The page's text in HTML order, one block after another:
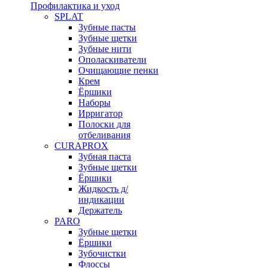
Профилактика и уход
SPLAT
Зубные пасты
Зубные щетки
Зубные нити
Ополаскиватели
Очищающие пенки
Крем
Ёршики
Наборы
Ирригатор
Полоски для
отбеливания
CURAPROX
Зубная паста
Зубные щетки
Ёршики
Жидкость д/
индикации
Держатель
PARO
Зубные щетки
Ёршики
Зубочистки
Флоссы